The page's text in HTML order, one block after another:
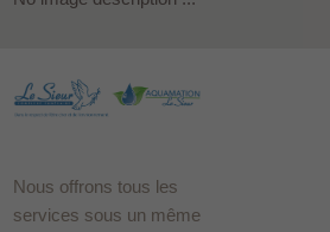
Nous offrons tous les
services sous un même